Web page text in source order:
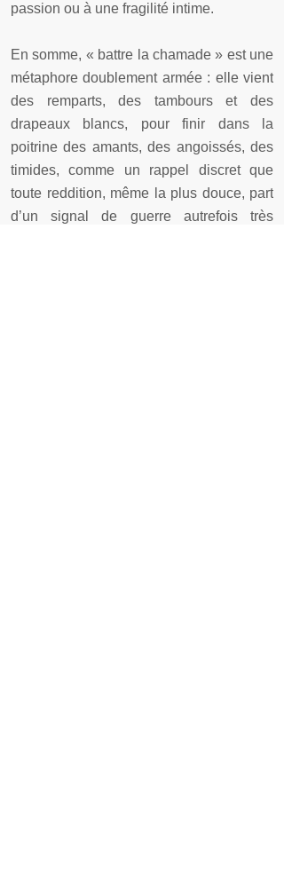
passion ou à une fragilité intime.
En somme, « battre la chamade » est une
métaphore doublement armée : elle vient
des remparts, des tambours et des
drapeaux blancs, pour finir dans la
poitrine des amants, des angoissés, des
timides, comme un rappel discret que
toute reddition, même la plus douce, part
d’un signal de guerre autrefois très